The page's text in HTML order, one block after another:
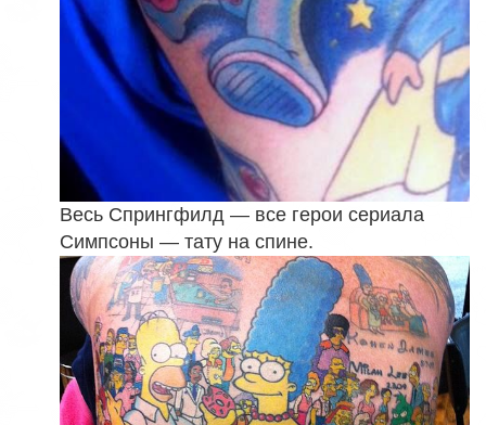
Весь Спрингфилд — все герои сериала
Симпсоны — тату на спине.